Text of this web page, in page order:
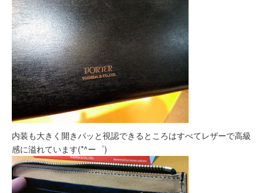
内装も大きく開きパッと視認できるところはすべてレザーで高級
感に溢れています(*^ー゜)